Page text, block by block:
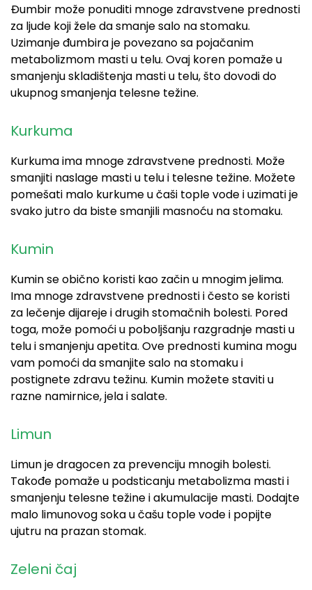
Đumbir može ponuditi mnoge zdravstvene prednosti
za ljude koji žele da smanje salo na stomaku.
Uzimanje đumbira je povezano sa pojačanim
metabolizmom masti u telu. Ovaj koren pomaže u
smanjenju skladištenja masti u telu, što dovodi do
ukupnog smanjenja telesne težine.
Kurkuma
Kurkuma ima mnoge zdravstvene prednosti. Može
smanjiti naslage masti u telu i telesne težine. Možete
pomešati malo kurkume u čaši tople vode i uzimati je
svako jutro da biste smanjili masnoću na stomaku.
Kumin
Kumin se obično koristi kao začin u mnogim jelima.
Ima mnoge zdravstvene prednosti i često se koristi
za lečenje dijareje i drugih stomačnih bolesti. Pored
toga, može pomoći u poboljšanju razgradnje masti u
telu i smanjenju apetita. Ove prednosti kumina mogu
vam pomoći da smanjite salo na stomaku i
postignete zdravu težinu. Kumin možete staviti u
razne namirnice, jela i salate.
Limun
Limun je dragocen za prevenciju mnogih bolesti.
Takođe pomaže u podsticanju metabolizma masti i
smanjenju telesne težine i akumulacije masti. Dodajte
malo limunovog soka u čašu tople vode i popijte
ujutru na prazan stomak.
Zeleni čaj